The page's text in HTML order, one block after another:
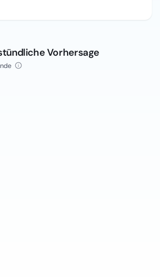
Vorhersage